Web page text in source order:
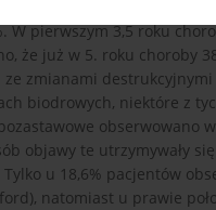
3. i 5. roku choroby,
W pierwszym 3,5 roku
że już w 5. roku choroby
zmianami destrukcyjnymi
biodrowych, niektóre z
obserwowano
objawy te utrzymywały
u 18,6% pacjentów
natomiast u prawie